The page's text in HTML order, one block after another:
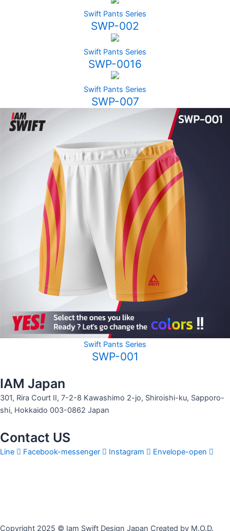
Swift Pants Series
SWP-002
Swift Pants Series
SWP-0016
Swift Pants Series
SWP-007
Swift Pants Series
SWP-001
IAM Japan
301, Rira Court II, 7-2-8 Kawashimo 2-jo, Shiroishi-ku, Sapporo-
shi, Hokkaido 003-0862 Japan
Contact US
Line Facebook-messenger Instagram Envelope-open
Copyright 2025 © Iam Swift Design Japan Created by M.O.D.